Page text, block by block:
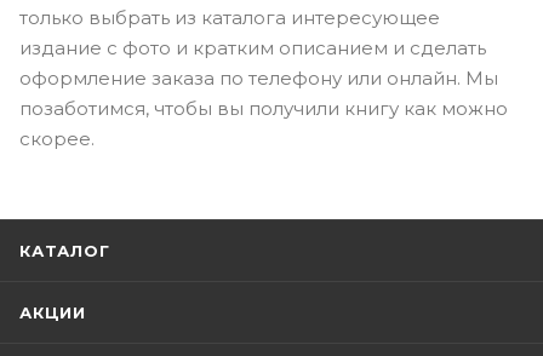
только выбрать из каталога интересующее
издание с фото и кратким описанием и сделать
оформление заказа по телефону или онлайн. Мы
позаботимся, чтобы вы получили книгу как можно
скорее.
КАТАЛОГ
АКЦИИ